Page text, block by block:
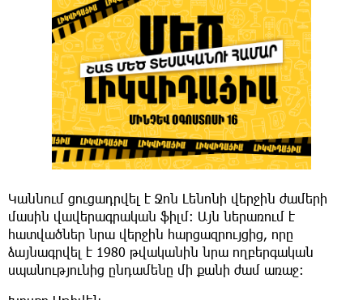
Կաննում ցուցադրվել է Ջոն Լենոնի վերջին ժամերի
մասին վավերագրական ֆիլմ։ Այն ներառում է
հատվածներ նրա վերջին հարցազրույցից, որը
ձայնագրվել է 1980 թվականին նրա ողբերգական
սպանությունից ընդամենը մի քանի ժամ առաջ։